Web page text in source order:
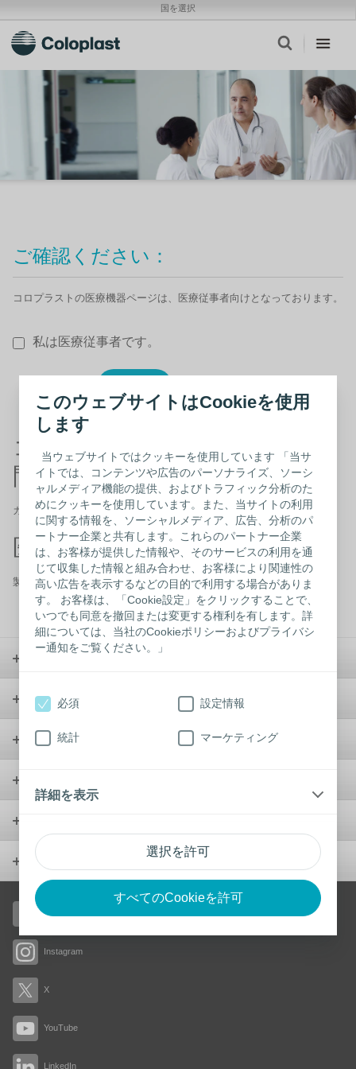
このウェブサイトはCookieを使用
します
当ウェブサイトではクッキーを使用しています 「当サ
イトでは、コンテンツや広告のパーソナライズ、ソーシ
ャルメディア機能の提供、およびトラフィック分析のた
めにクッキーを使用しています。また、当サイトの利用
に関する情報を、ソーシャルメディア、広告、分析のパ
ートナー企業と共有します。これらのパートナー企業
は、お客様が提供した情報や、そのサービスの利用を通
じて収集した情報と組み合わせ、お客様により関連性の
高い広告を表示するなどの目的で利用する場合がありま
す。 お客様は、「Cookie設定」をクリックすることで、
いつでも同意を撤回または変更する権利を有します。詳
細については、当社のCookieポリシーおよびプライバシ
ー通知をご覧ください。」
選択を許可
すべてのCookieを許可
必須 設定情報
統計 マーケティング
詳細を表示
国を選択
ご確認ください：
コロプラストの医療機器ページは、医療従事者向けとなっております。
私は医療従事者です。
コロプラスト製品に関するお
問い合わせ
カスタマーケア フリーダイヤル 0120-66-4469
医療従事者以外の方
製品カタログから探す /ウェブサイトの中から探す
Facebook
Instagram
X
YouTube
LinkedIn
ストーマケア
コンチネンスケア
ウンドケア
会社概要